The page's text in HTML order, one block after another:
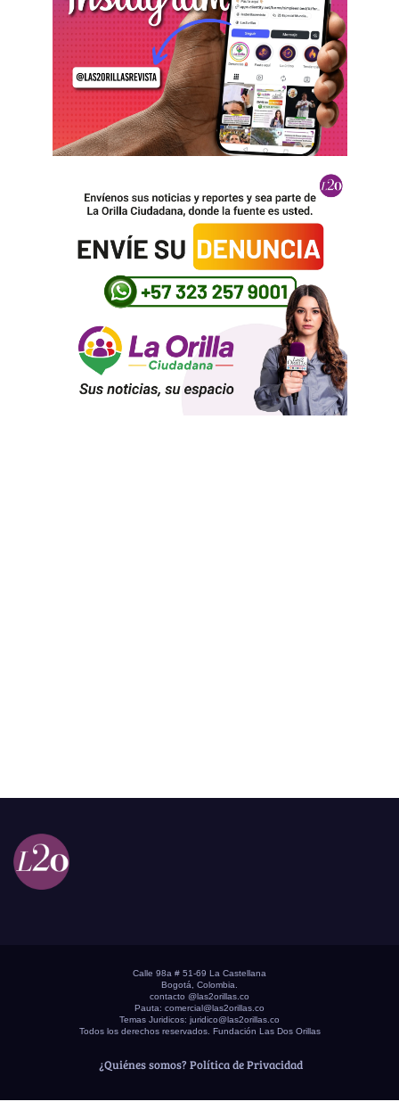
Calle 98a # 51-69 La Castellana
Bogotá, Colombia.
contacto @las2orillas.co
Pauta: comercial@las2orillas.co
Temas Juridicos: juridico@las2orillas.co
Todos los derechos reservados. Fundación Las Dos Orillas
¿Quiénes somos? Política de Privacidad